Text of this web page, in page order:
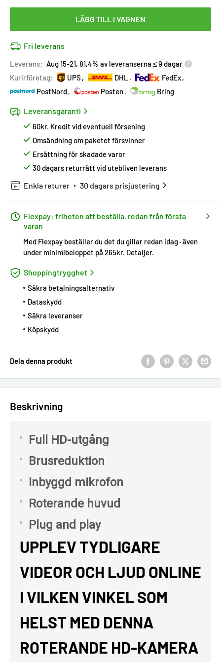
LÄGG TILL I VAGNEN
Fri leverans
Leverans: Aug 15-21, 81,4% av leveranserna ≤ 9 dagar
Kurirföretag:
UPS DHL
FedEx
PostNord
Posten Bring
Leveransgaranti
60kr. Kredit vid eventuell försening
Omsändning om paketet försvinner
Ersättning för skadade varor
30 dagars returrätt vid utebliven leverans
Enkla returer 30 dagars prisjustering
Flexpay: friheten att beställa, redan från första
varan
Med Flexpay beställer du det du gillar redan idag · även
under minimibeloppet på 265kr. Detaljer.
Shoppingtrygghet
Säkra betalningsalternativ
Dataskydd
Säkra leveranser
Köpskydd
Dela denna produkt
Beskrivning
Full HD-utgång
Brusreduktion
Inbyggd mikrofon
Roterande huvud
Plug and play
UPPLEV TYDLIGARE
VIDEOR OCH LJUD ONLINE
I VILKEN VINKEL SOM
HELST MED DENNA
ROTERANDE HD-KAMERA